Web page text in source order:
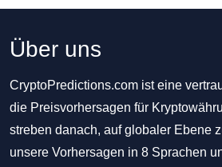
Über uns
CryptoPredictions.com ist eine
die Preisvorhersagen für
streben danach, auf globaler Ebene
unsere Vorhersagen in 8 Sprachen